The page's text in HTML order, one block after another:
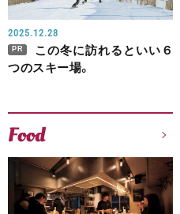
2025.12.28
PR
この冬に訪れるといい６
つのスキー場。
Food